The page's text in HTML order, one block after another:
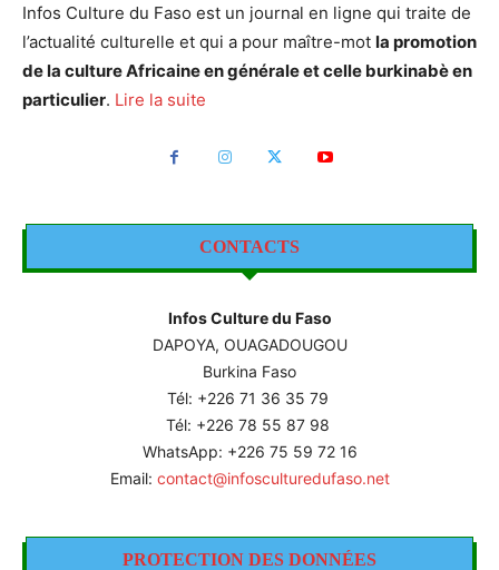
Infos Culture du Faso est un journal en ligne qui traite de
l’actualité culturelle et qui a pour maître-mot la promotion
de la culture Africaine en générale et celle burkinabè en
particulier. Lire la suite
CONTACTS
Infos Culture du Faso
DAPOYA, OUAGADOUGOU
Burkina Faso
Tél: +226 71 36 35 79
Tél: +226 78 55 87 98
WhatsApp: +226 75 59 72 16
Email: contact@infosculturedufaso.net
PROTECTION DES DONNÉES